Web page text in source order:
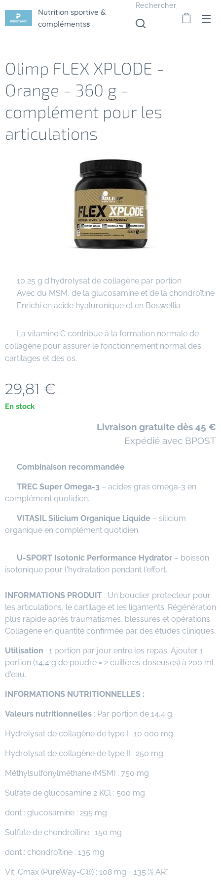
Nutrition sportive &
complémentss
Rechercher
Olimp FLEX XPLODE -
Orange - 360 g -
complément pour les
articulations
✔ 10,25 g d'hydrolysat de collagène par portion
✔ Avec du MSM, de la glucosamine et de la chondroïtine
✔ Enrichi en acide hyaluronique et en Boswellia
✔ La vitamine C contribue à la formation normale de
collagène pour assurer le fonctionnement normal des
cartilages et des os.
29,81 €
En stock
Livraison gratuite dès 45 €
📦 Expédié avec BPOST
Combinaison recommandée
TREC Super Omega-3 – acides gras oméga-3 en
complément quotidien.
VITASIL Silicium Organique Liquide – silicium
organique en complément quotidien.
U-SPORT Isotonic Performance Hydrator – boisson
isotonique pour l'hydratation pendant l'effort.
INFORMATIONS PRODUIT : Un bouclier protecteur pour
les articulations, le cartilage et les ligaments. Régénération
plus rapide après traumatismes, blessures et opérations.
Collagène en quantité confirmée par des études cliniques.
Utilisation : 1 portion par jour entre les repas. Ajouter 1
portion (14,4 g de poudre = 2 cuillères doseuses) à 200 ml
d'eau.
INFORMATIONS NUTRITIONNELLES :
Valeurs nutritionnelles : Par portion de 14,4 g
Hydrolysat de collagène de type I : 10 000 mg
Hydrolysat de collagène de type II : 250 mg
Méthylsulfonylméthane (MSM) : 750 mg
Sulfate de glucosamine 2 KCl : 500 mg
dont : glucosamine : 295 mg
Sulfate de chondroïtine : 150 mg
dont : chondroïtine : 135 mg
Vit. Cmax (PureWay-C®) : 108 mg = 135 % AR*